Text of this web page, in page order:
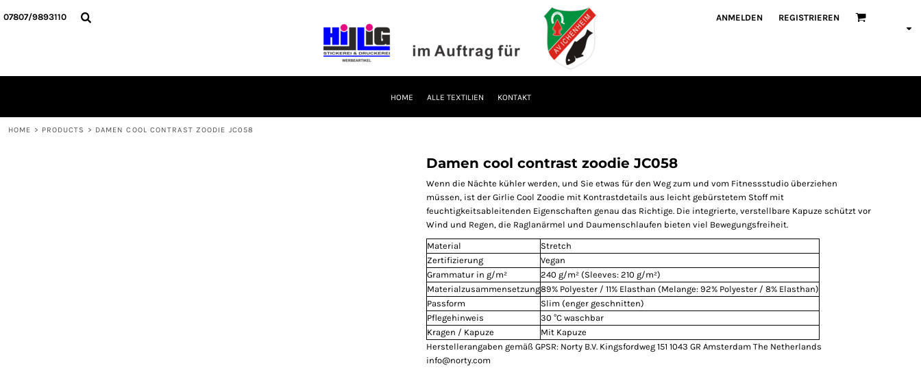
07807/9893110 ANMELDEN REGISTRIEREN
HOME ALLE TEXTILIEN KONTAKT
HOME > PRODUCTS > DAMEN COOL CONTRAST ZOODIE JC058
Damen cool contrast zoodie JC058
Wenn die Nächte kühler werden, und Sie etwas für den Weg zum und vom Fitnessstudio überziehen
müssen, ist der Girlie Cool Zoodie mit Kontrastdetails aus leicht gebürstetem Stoff mit
feuchtigkeitsableitenden Eigenschaften genau das Richtige. Die integrierte, verstellbare Kapuze schützt vor
Wind und Regen, die Raglanärmel und Daumenschlaufen bieten viel Bewegungsfreiheit.
Material
Stretch
Zertifizierung
Vegan
Grammatur in g/m²
240 g/m² (Sleeves: 210 g/m²)
Materialzusammensetzung89% Polyester / 11% Elasthan (Melange: 92% Polyester / 8% Elasthan)
Passform
Slim (enger geschnitten)
Pflegehinweis
30 °C waschbar
Kragen / Kapuze
Mit Kapuze
Herstellerangaben gemäß GPSR: Norty B.V. Kingsfordweg 151 1043 GR Amsterdam The Netherlands
info@norty.com
HOME
ANMELDEN